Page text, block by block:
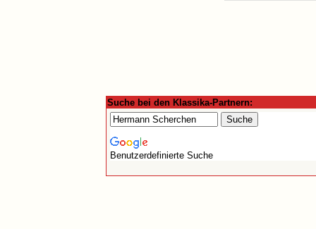
Suche bei den Klassika-Partnern:
Benutzerdefinierte Suche